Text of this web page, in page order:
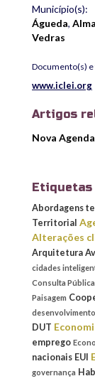
Município(s):
Águeda,
Vedras
Documento(s)
www.iclei.org
Artigos
Nova
Etiquetas
Abordagens
Territorial
Alterações
Arquitetura
cidades
Consulta Pública
Paisagem
DUT
emprego
nacionais EUI
governança